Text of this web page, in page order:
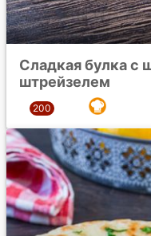
Сладкая булка с
штрейзелем